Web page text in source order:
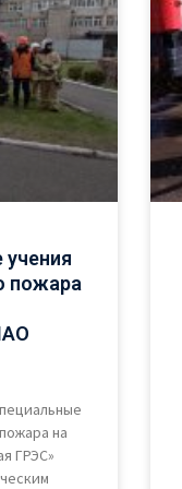
пожара
на
ГРЭС»